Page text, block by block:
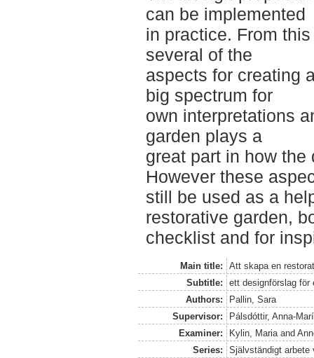
can be implemented
in practice. From
several of the
aspects for creating
big spectrum for
own interpretations
garden plays a
great part in how
However these
still be used as a
restorative garden,
checklist and for
Main title:
Att skapa en
Subtitle:
ett designförslag för
Authors:
Pallin, Sara
Supervisor:
Pálsdóttir, Anna-
Examiner:
Kylin, Maria and
Series:
Självständigt arbete